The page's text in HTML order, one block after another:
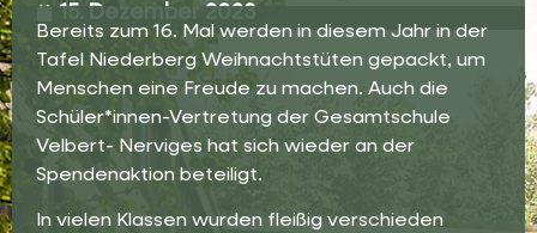
15. Dezember 2023
Bereits zum 16. Mal werden in diesem Jahr in der
Tafel Niederberg Weihnachtstüten gepackt, um
Menschen eine Freude zu machen. Auch die
Schüler*innen-Vertretung der Gesamtschule
Velbert- Nerviges hat sich wieder an der
Spendenaktion beteiligt.
In vielen Klassen wurden fleißig verschieden